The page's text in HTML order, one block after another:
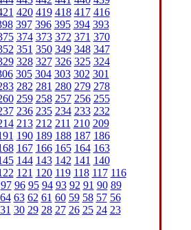
420 419 418 417 416
397 396 395 394 393
374 373 372 371 370
351 350 349 348 347
328 327 326 325 324
305 304 303 302 301
282 281 280 279 278
259 258 257 256 255
236 235 234 233 232
213 212 211 210 209
190 189 188 187 186
167 166 165 164 163
144 143 142 141 140
121 120 119 118 117 116
97 96 95 94 93 92 91 90 89
64 63 62 61 60 59 58 57 56
31 30 29 28 27 26 25 24 23